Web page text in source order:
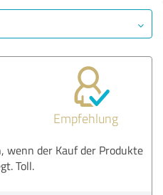
Empfehlung
wenn der Kauf der Produkte
Toll.